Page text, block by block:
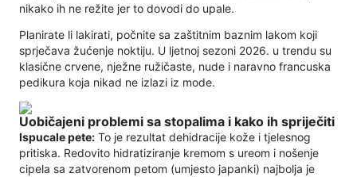
nikako ih ne režite jer to dovodi do upale.
Planirate li lakirati, počnite sa zaštitnim baznim lakom koji
sprječava žućenje noktiju. U ljetnoj sezoni 2026. u trendu su
klasične crvene, nježne ružičaste, nude i naravno francuska
pedikura koja nikad ne izlazi iz mode.
Uobičajeni problemi sa stopalima i kako ih spriječiti
Ispucale pete: To je rezultat dehidracije kože i tjelesnog
pritiska. Redovito hidratiziranje kremom s ureom i nošenje
cipela sa zatvorenom petom (umjesto japanki) najbolja je